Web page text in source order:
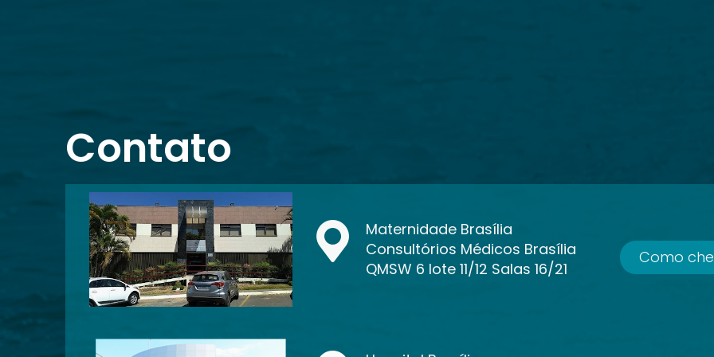
Contato
Maternidade Brasília
Consultórios Médicos Brasília
QMSW 6 lote 11/12 Salas 16/21
Como